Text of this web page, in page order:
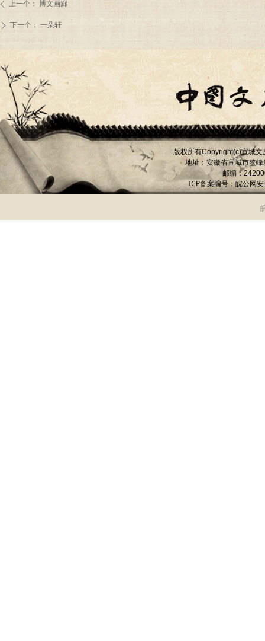
上一个： 博文画廊
ꄲ 下一个： 一朵轩
版权所有Copyright(c)宣城文
地址：安徽省宣城市鳌峰
邮编：
ICP备案编号： 皖公网